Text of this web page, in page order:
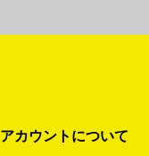
アカウントについて